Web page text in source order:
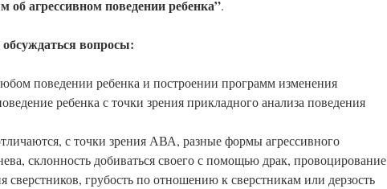
об агрессивном поведении ребенка”.
обсуждаться вопросы:
поведении ребенка и построении программ изменения
ребенка с точки зрения прикладного анализа поведения
с точки зрения АВА, разные формы агрессивного
склонность добиваться своего с помощью драк, провоцирование
сверстников, грубость по отношению к сверстникам или дерзость